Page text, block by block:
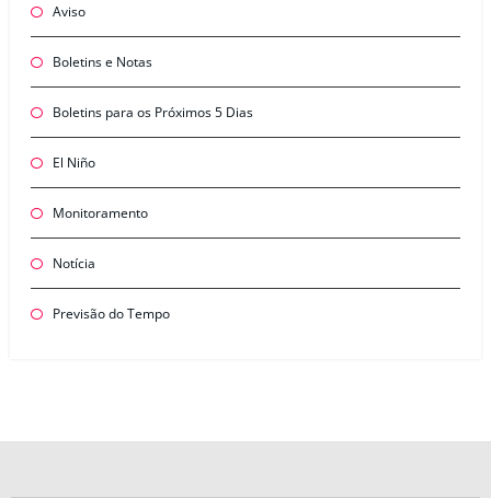
Aviso
Boletins e Notas
Boletins para os Próximos 5 Dias
El Niño
Monitoramento
Notícia
Previsão do Tempo